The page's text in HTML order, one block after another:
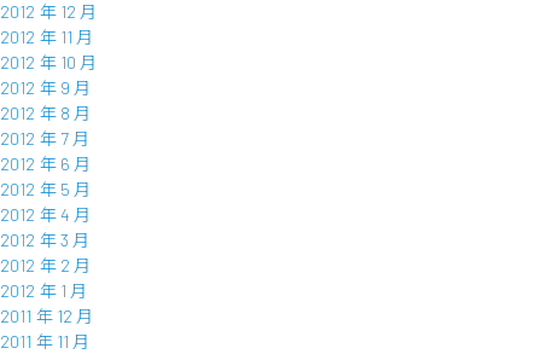
2012 年 12 月
2012 年 11 月
2012 年 10 月
2012 年 9 月
2012 年 8 月
2012 年 7 月
2012 年 6 月
2012 年 5 月
2012 年 4 月
2012 年 3 月
2012 年 2 月
2012 年 1 月
2011 年 12 月
2011 年 11 月